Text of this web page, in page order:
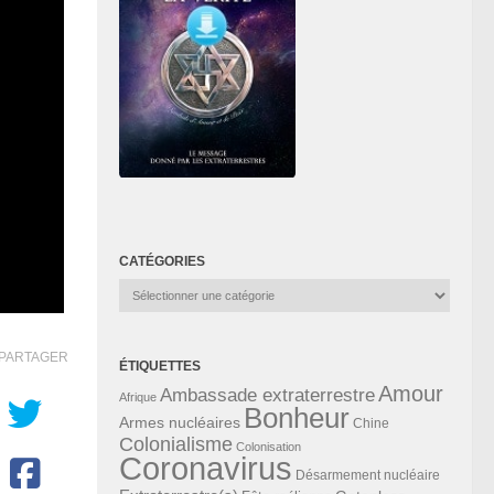
PARTAGER
CATÉGORIES
Catégories
ÉTIQUETTES
Afrique Ambassade extraterrestreAmour
Armes nucléaires Bonheur Chine
Colonialisme Colonisation
Coronavirus Désarmement nucléaire